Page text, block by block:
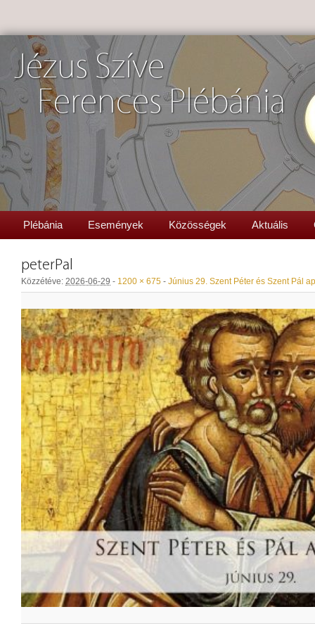
Jézus Szíve
Ferences Plébánia
Plébánia Események Közösségek Aktuális
peterPal
Közzétéve: 2026-06-29 - 1200 × 675 - Június 29. Szent Péter és Szent Pál